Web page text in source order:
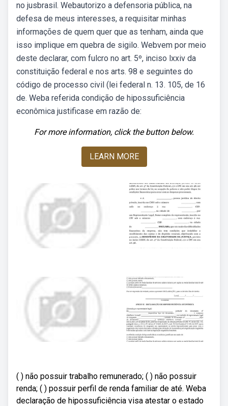
no jusbrasil. Webautorizo a defensoria pública, na
defesa de meus interesses, a requisitar minhas
informações de quem quer que as tenham, ainda que
isso implique em quebra de sigilo. Webvem por meio
deste declarar, com fulcro no art. 5º, inciso lxxiv da
constituição federal e nos arts. 98 e seguintes do
código de processo civil (lei federal n. 13. 105, de 16
de. Weba referida condição de hipossuficiência
econômica justificase em razão de:
For more information, click the button below.
LEARN MORE
( ) não possuir trabalho remunerado; ( ) não possuir
renda; ( ) possuir perfil de renda familiar de até. Weba
declaração de hipossuficiência visa atestar o estado